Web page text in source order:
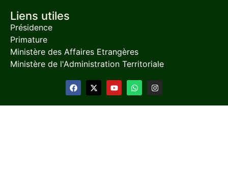
Liens utiles
Présidence
Primature
Ministère des Affaires Etrangères
Ministère de l'Administration Territoriale